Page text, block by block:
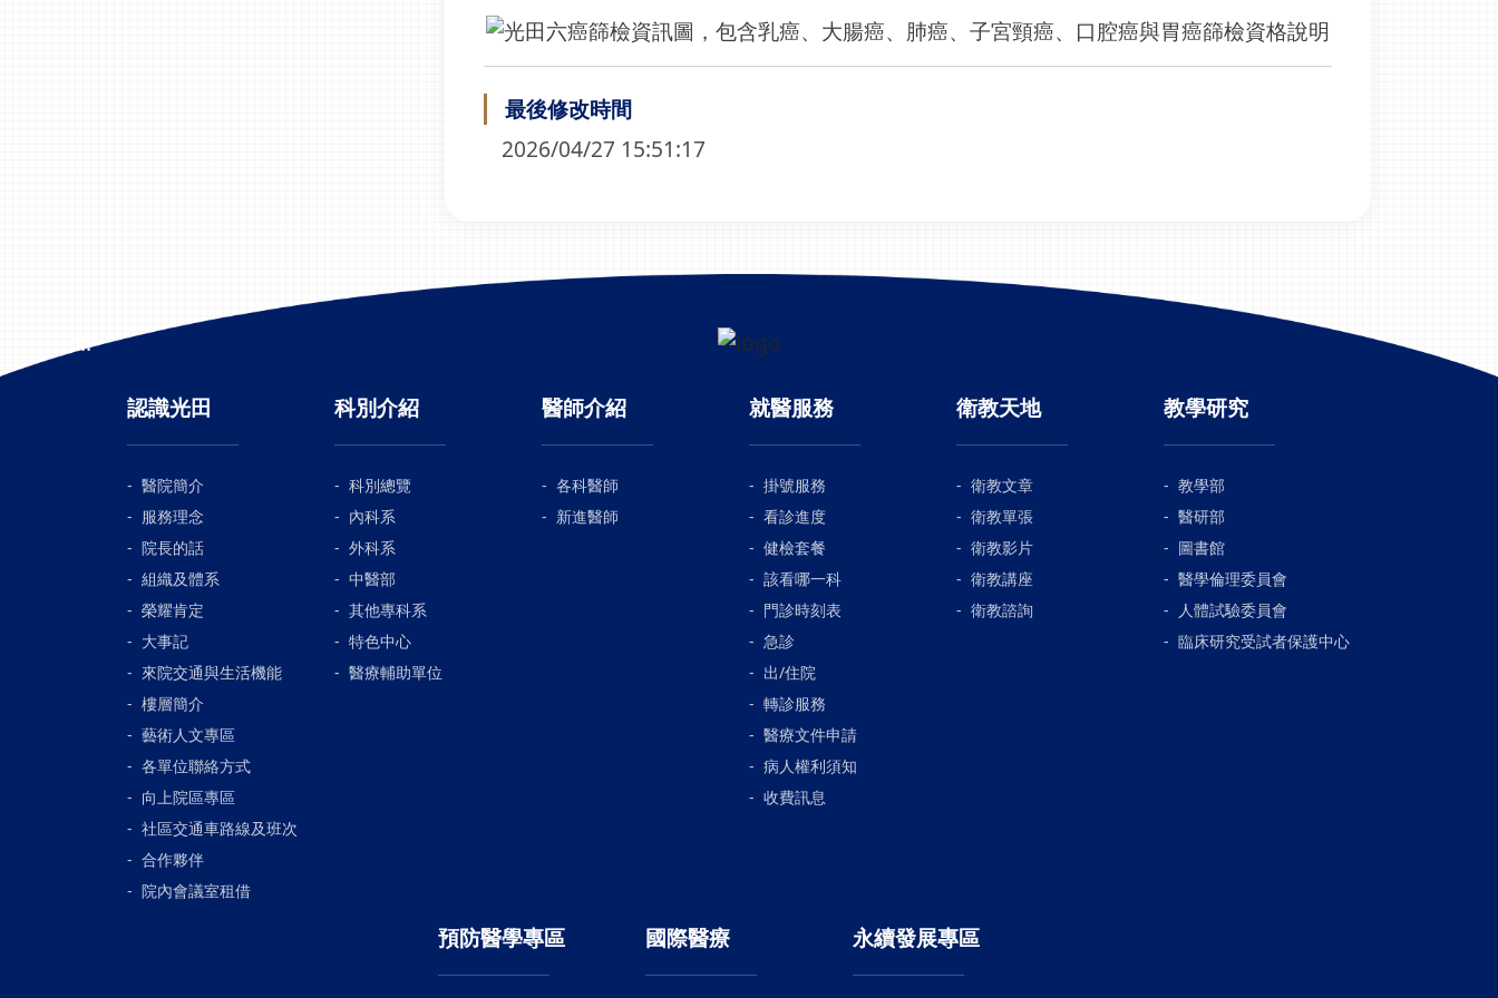
最後修改時間
2026/04/27 15:51:17
:::
認識光田
醫院簡介
服務理念
院長的話
組織及體系
榮耀肯定
大事記
來院交通與生活機能
樓層簡介
藝術人文專區
各單位聯絡方式
向上院區專區
社區交通車路線及班次
合作夥伴
院內會議室租借
科別介紹
科別總覽
內科系
外科系
中醫部
其他專科系
特色中心
醫療輔助單位
醫師介紹
各科醫師
新進醫師
就醫服務
掛號服務
看診進度
健檢套餐
該看哪一科
門診時刻表
急診
出/住院
轉診服務
醫療文件申請
病人權利須知
收費訊息
衛教天地
衛教文章
衛教單張
衛教影片
衛教講座
衛教諮詢
教學研究
教學部
醫研部
圖書館
醫學倫理委員會
人體試驗委員會
臨床研究受試者保護中心
預防醫學專區 國際醫療 永續發展專區